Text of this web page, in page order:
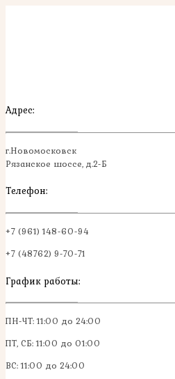
Адрес:
г.Новомосковск
Рязанское шоссе, д.2-Б
Телефон:
+7 (961) 148-60-94
+7 (48762) 9-70-71
График работы:
ПН-ЧТ: 11:00 до 24:00
ПТ, СБ: 11:00 до 01:00
ВС: 11:00 до 24:00